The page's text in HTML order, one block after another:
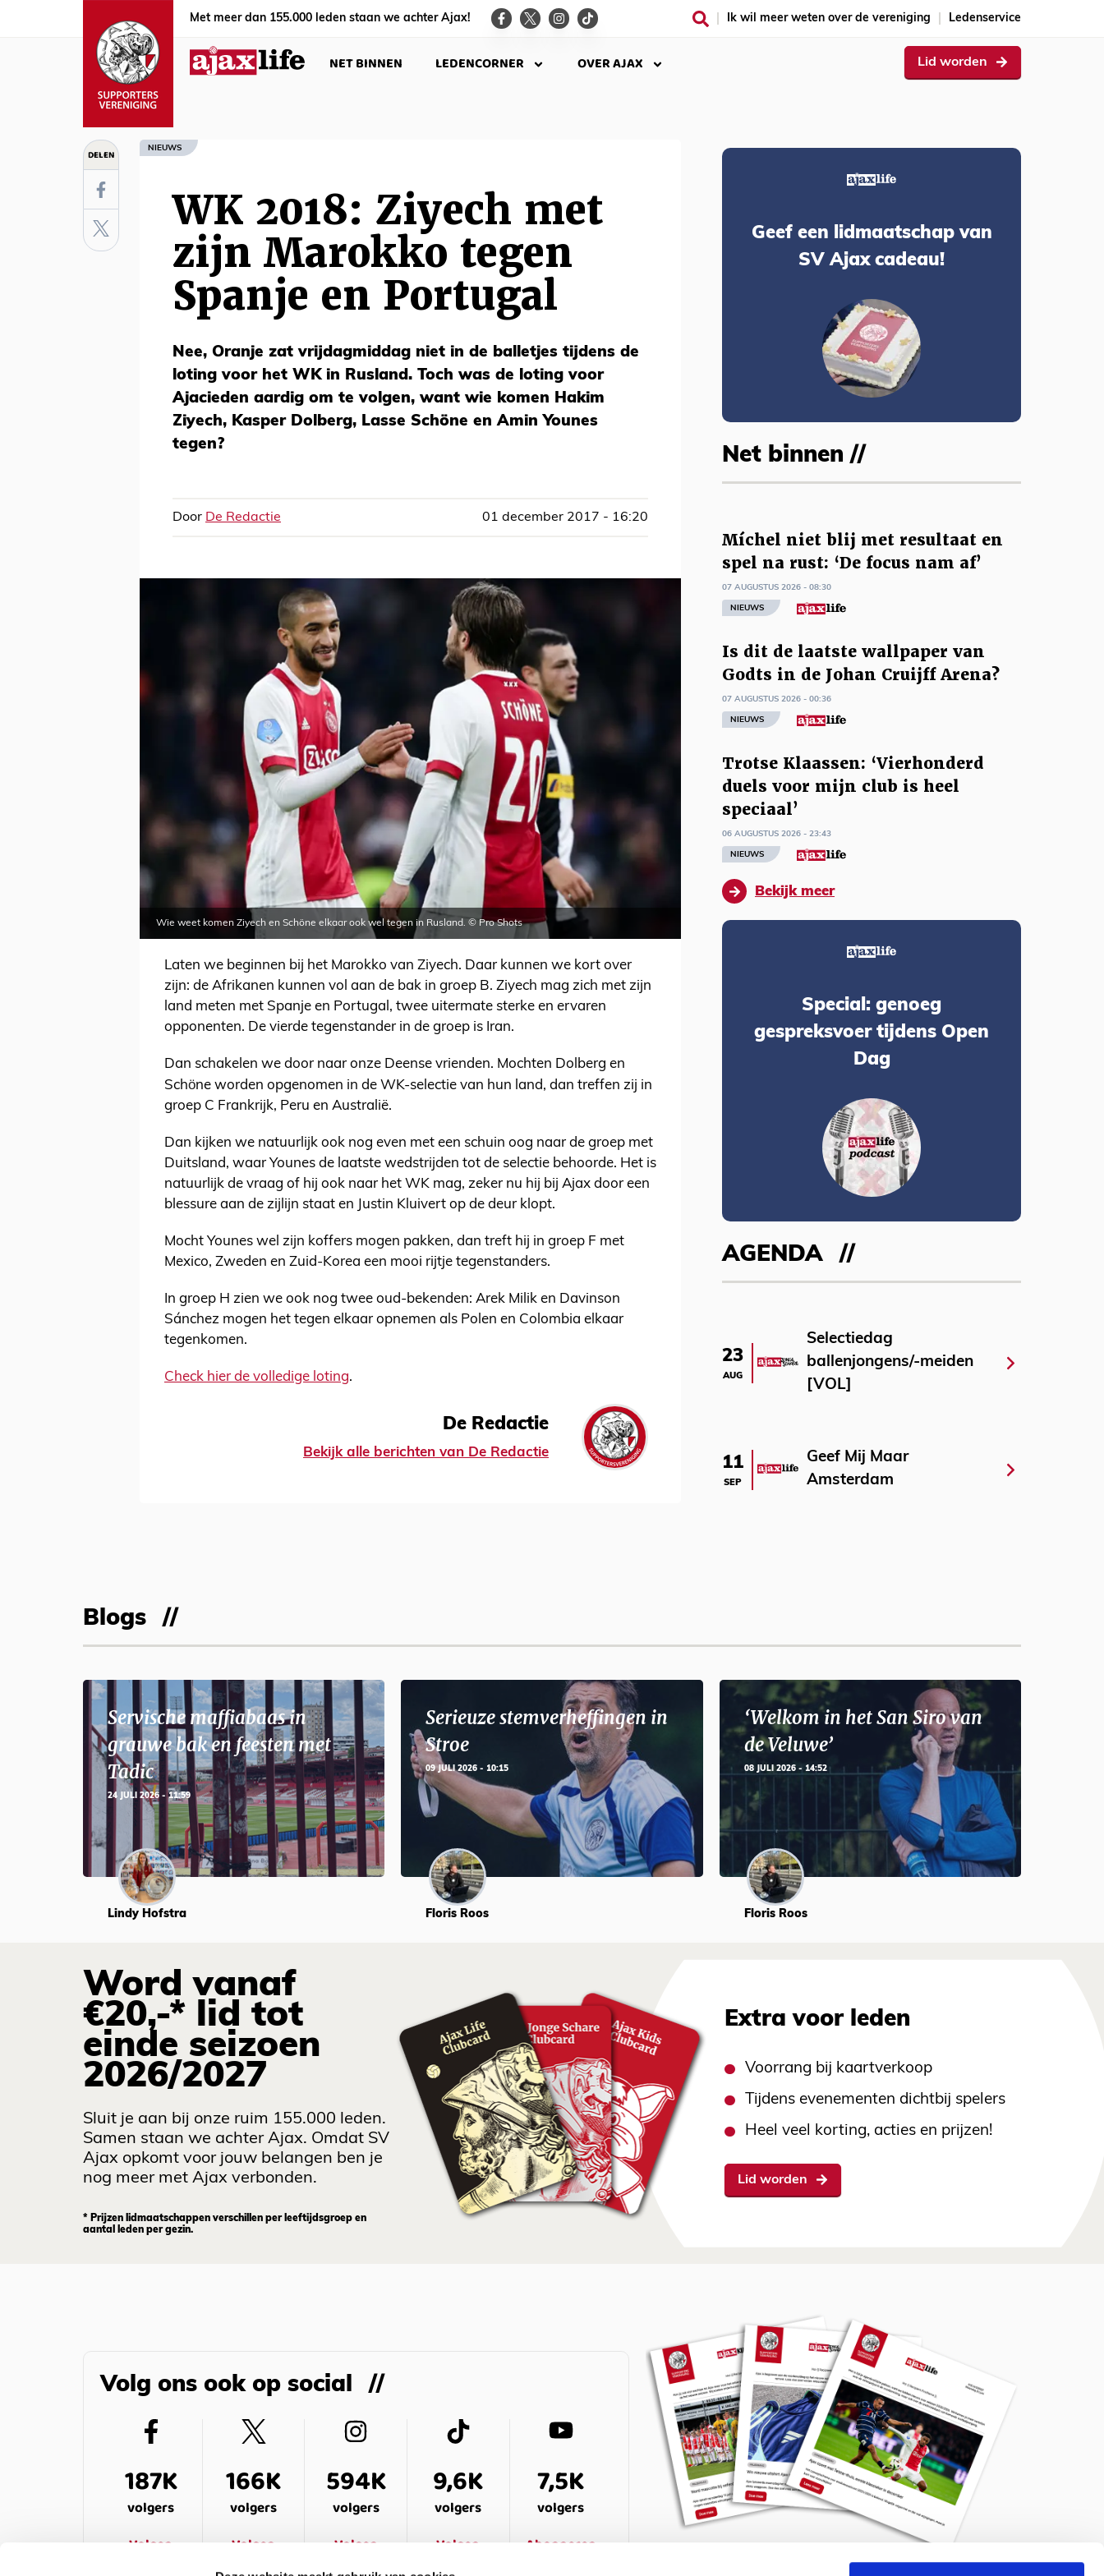
Met meer dan 155.000 leden staan we achter Ajax! Ik wil meer weten over de vereniging Ledenservice
NET BINNEN LEDENCORNER OVER AJAX Lid worden
DELEN NIEUWS
WK 2018: Ziyech met
zijn Marokko tegen
Spanje en Portugal
Nee, Oranje zat vrijdagmiddag niet in de balletjes tijdens de
loting voor het WK in Rusland. Toch was de loting voor
Ajacieden aardig om te volgen, want wie komen Hakim
Ziyech, Kasper Dolberg, Lasse Schöne en Amin Younes
tegen?
Door De Redactie 01 december 2017 - 16:20
Wie weet komen Ziyech en Schöne elkaar ook wel tegen in Rusland. © Pro Shots
Laten we beginnen bij het Marokko van Ziyech. Daar kunnen we kort over
zijn: de Afrikanen kunnen vol aan de bak in groep B. Ziyech mag zich met zijn
land meten met Spanje en Portugal, twee uitermate sterke en ervaren
opponenten. De vierde tegenstander in de groep is Iran.
Dan schakelen we door naar onze Deense vrienden. Mochten Dolberg en
Schöne worden opgenomen in de WK-selectie van hun land, dan treffen zij in
groep C Frankrijk, Peru en Australië.
Dan kijken we natuurlijk ook nog even met een schuin oog naar de groep met
Duitsland, waar Younes de laatste wedstrijden tot de selectie behoorde. Het is
natuurlijk de vraag of hij ook naar het WK mag, zeker nu hij bij Ajax door een
blessure aan de zijlijn staat en Justin Kluivert op de deur klopt.
Mocht Younes wel zijn koffers mogen pakken, dan treft hij in groep F met
Mexico, Zweden en Zuid-Korea een mooi rijtje tegenstanders.
In groep H zien we ook nog twee oud-bekenden: Arek Milik en Davinson
Sánchez mogen het tegen elkaar opnemen als Polen en Colombia elkaar
tegenkomen.
Check hier de volledige loting.
De Redactie
Bekijk alle berichten van De Redactie
Geef een lidmaatschap van
SV Ajax cadeau!
Net binnen //
Míchel niet blij met resultaat en
spel na rust: ‘De focus nam af’
07 AUGUSTUS 2026 - 08:30
NIEUWS
Is dit de laatste wallpaper van
Godts in de Johan Cruijff Arena?
07 AUGUSTUS 2026 - 00:36
NIEUWS
Trotse Klaassen: ‘Vierhonderd
duels voor mijn club is heel
speciaal’
06 AUGUSTUS 2026 - 23:43
NIEUWS
Bekijk meer
Special: genoeg
gespreksvoer tijdens Open
Dag
AGENDA
23
AUG
Selectiedag
ballenjongens/-meiden
[VOL]
11
SEP
Geef Mij Maar
Amsterdam
Blogs
Servische maffiabaas in
grauwe bak en feesten met
Tadic
24 JULI 2026 - 11:59
Lindy Hofstra
Serieuze stemverheffingen in
Stroe
09 JULI 2026 - 10:15
Floris Roos
‘Welkom in het San Siro van
de Veluwe’
08 JULI 2026 - 14:52
Floris Roos
Word vanaf
€20,-* lid tot
einde seizoen
2026/2027
Sluit je aan bij onze ruim 155.000 leden.
Samen staan we achter Ajax. Omdat SV
Ajax opkomt voor jouw belangen ben je
nog meer met Ajax verbonden.
* Prijzen lidmaatschappen verschillen per leeftijdsgroep en
aantal leden per gezin.
Extra voor leden
Voorrang bij kaartverkoop
Tijdens evenementen dichtbij spelers
Heel veel korting, acties en prijzen!
Lid worden
Volg ons ook op social
187K
volgers
Volgen
166K
volgers
Volgen
594K
volgers
Volgen
9,6K
volgers
Volgen
7,5K
volgers
Abonneren